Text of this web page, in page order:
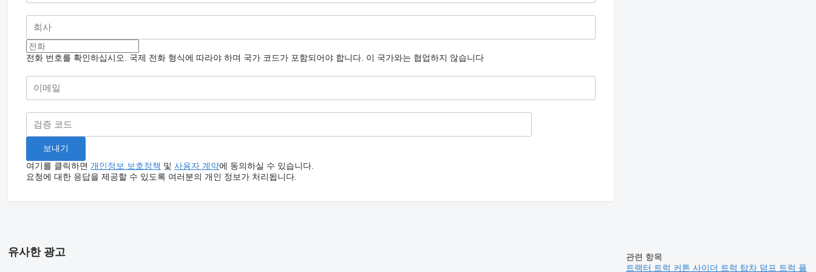
전화 번호를 확인하십시오. 국제 전화 형식에 따라야 하며 국가 코드가 포함되어야 합니다. 이 국가와는 협업하지 않습니다
여기를 클릭하면 개인정보 보호정책 및 사용자 계약에 동의하실 수 있습니다.
요청에 대한 응답을 제공할 수 있도록 여러분의 개인 정보가 처리됩니다.
유사한 광고
관련 항목
트랙터 트럭 커튼 사이더 트럭 탑차 덤프 트럭 플